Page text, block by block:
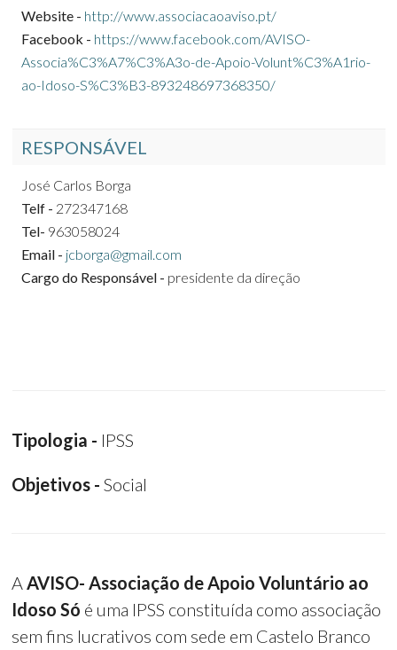
Website - http://www.associacaoaviso.pt/
Facebook - https://www.facebook.com/AVISO-
Associa%C3%A7%C3%A3o-de-Apoio-Volunt%C3%A1rio-
ao-Idoso-S%C3%B3-893248697368350/
RESPONSÁVEL
José Carlos Borga
Telf - 272347168
Tel- 963058024
Email - jcborga@gmail.com
Cargo do Responsável - presidente da direção
Tipologia - IPSS
Objetivos - Social
A AVISO- Associação de Apoio Voluntário ao
Idoso Só é uma IPSS constituída como associação
sem fins lucrativos com sede em Castelo Branco